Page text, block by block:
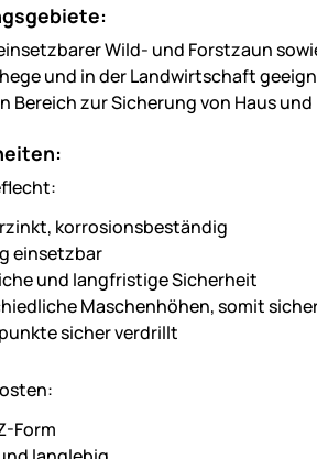
Wild- und Forstzaun
und in der Landwirtschaft
Bereich zur Sicherung von Haus und
korrosionsbeständig
einsetzbar
und langfristige Sicherheit
Maschenhöhen, somit
sicher verdrillt
Form